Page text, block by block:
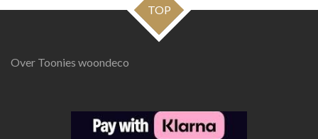
TOP
Over Toonies woondeco